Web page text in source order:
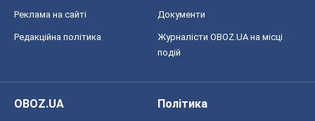
Реклама на сайті Документи
Редакційна політика
Журналісти OBOZ.UA на місці
подій
OBOZ.UA
Політика